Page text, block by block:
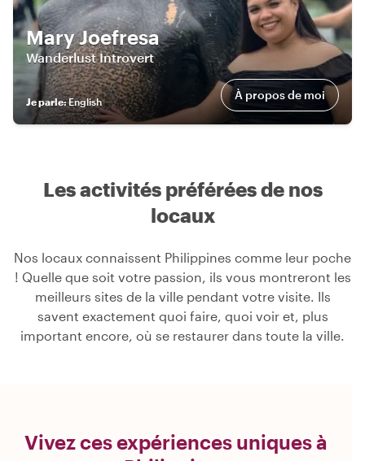
Mary Joefresa
Wanderlust Introvert
Je parle:English À propos de moi
Les activités préférées de nos
locaux
Nos locaux connaissent Philippines comme leur poche
! Quelle que soit votre passion, ils vous montreront les
meilleurs sites de la ville pendant votre visite. Ils
savent exactement quoi faire, quoi voir et, plus
important encore, où se restaurer dans toute la ville.
Vivez ces expériences uniques à